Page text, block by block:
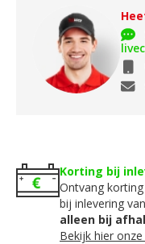
Korting bij
Ontvang
bij inlevering
alleen bij
Bekijk hier